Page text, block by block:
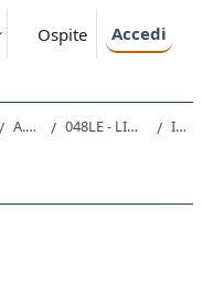
Ospite Accedi
A.A. 2023 - 2024 048LE - LINGUA INGLESE DI BASE 2023 Introduzione